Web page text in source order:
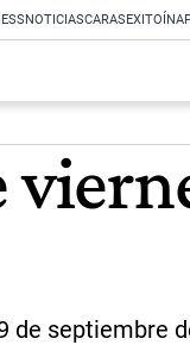
NOTICIASCARASEXITOÍNA
de septiembre